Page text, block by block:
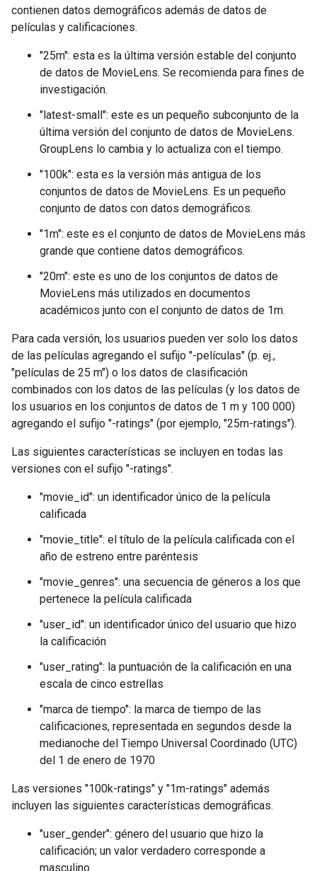
contienen datos demográficos además de datos de
películas y calificaciones.
"25m": esta es la última versión estable del conjunto
de datos de MovieLens. Se recomienda para fines de
investigación.
"latest-small": este es un pequeño subconjunto de la
última versión del conjunto de datos de MovieLens.
GroupLens lo cambia y lo actualiza con el tiempo.
"100k": esta es la versión más antigua de los
conjuntos de datos de MovieLens. Es un pequeño
conjunto de datos con datos demográficos.
"1m": este es el conjunto de datos de MovieLens más
grande que contiene datos demográficos.
"20m": este es uno de los conjuntos de datos de
MovieLens más utilizados en documentos
académicos junto con el conjunto de datos de 1m.
Para cada versión, los usuarios pueden ver solo los datos
de las películas agregando el sufijo "-películas" (p. ej.,
"películas de 25 m") o los datos de clasificación
combinados con los datos de las películas (y los datos de
los usuarios en los conjuntos de datos de 1 m y 100 000)
agregando el sufijo "-ratings" (por ejemplo, "25m-ratings").
Las siguientes características se incluyen en todas las
versiones con el sufijo "-ratings".
"movie_id": un identificador único de la película
calificada
"movie_title": el título de la película calificada con el
año de estreno entre paréntesis
"movie_genres": una secuencia de géneros a los que
pertenece la película calificada
"user_id": un identificador único del usuario que hizo
la calificación
"user_rating": la puntuación de la calificación en una
escala de cinco estrellas
"marca de tiempo": la marca de tiempo de las
calificaciones, representada en segundos desde la
medianoche del Tiempo Universal Coordinado (UTC)
del 1 de enero de 1970
Las versiones "100k-ratings" y "1m-ratings" además
incluyen las siguientes características demográficas.
"user_gender": género del usuario que hizo la
calificación; un valor verdadero corresponde a
masculino